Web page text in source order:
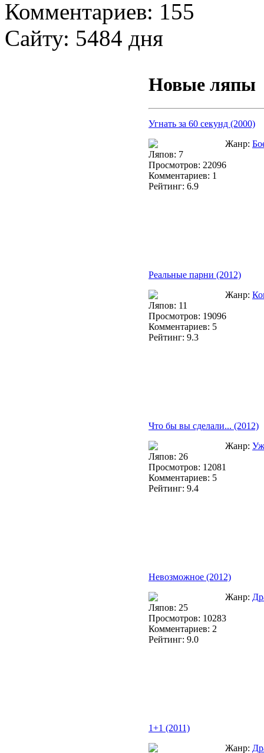
Комментариев: 155
Сайту: 5484 дня
Новые ляпы
Угнать за 60 секунд (2000)
Жанр:
Ляпов: 7
Просмотров: 22096
Комментариев: 1
Рейтинг: 6.9
Реальные парни (2012)
Жанр:
Ляпов: 11
Просмотров: 19096
Комментариев: 5
Рейтинг: 9.3
Что бы вы сделали... (2012)
Жанр:
Ляпов: 26
Просмотров: 12081
Комментариев: 5
Рейтинг: 9.4
Невозможное (2012)
Жанр:
Ляпов: 25
Просмотров: 10283
Комментариев: 2
Рейтинг: 9.0
1+1 (2011)
Жанр: